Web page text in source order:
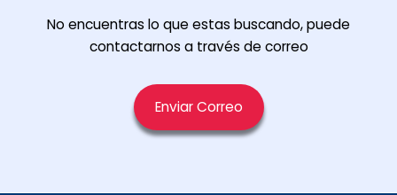
No encuentras lo que estas buscando, puede
contactarnos a través de correo
Enviar Correo